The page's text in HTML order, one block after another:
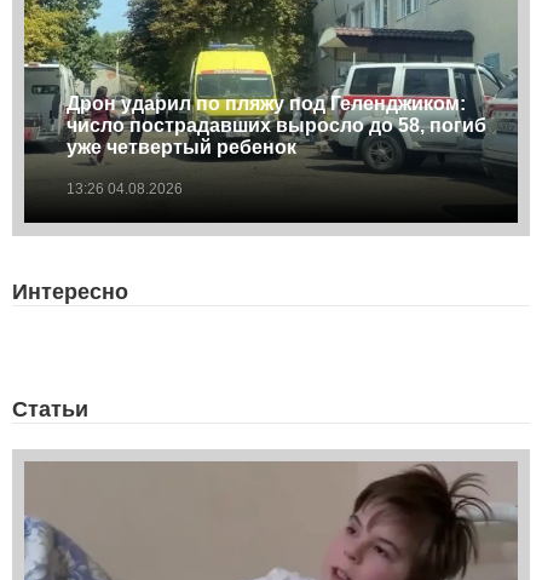
Дрон ударил по пляжу под Геленджиком:
число пострадавших выросло до 58, погиб
уже четвертый ребенок
13:26 04.08.2026
Интересно
Статьи